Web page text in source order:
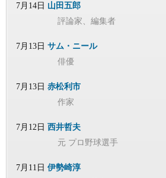
7月14日 山田五郎
評論家、編集者
7月13日 サム・ニール
俳優
7月13日 赤松利市
作家
7月12日 西井哲夫
元 プロ野球選手
7月11日 伊勢崎淳